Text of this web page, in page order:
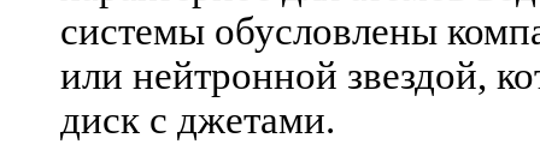
системы обусловлены
или нейтронной звездой,
диск с джетами.